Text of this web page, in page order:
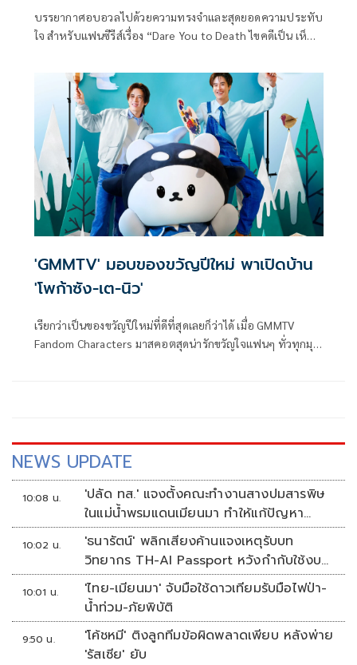
บรรยากาศอบอวลไปด้วยความทรงจำและสุดยอดความประทับ
ใจ สำหรับแฟนซีรีส์เรื่อง “Dare You to Death ไขคดีเป็น เห็น
ไทย ในงาน "Dare You to Death Final EP. Fan Meeting" ซึ่ง
เป็นการรวมตัวครั้งสำคัญของทีมนักแสดง นำโดย “จุง-อาเชน
ไอย์ดึน” และ “ดัง-ณัฎฐ์ชัย บุญประเสริฐ”
'GMMTV' มอบของขวัญปีใหม่ พาเปิดบ้าน
'โพก้าซัง-เต-นิว'
เรียกว่าเป็นของขวัญปีใหม่ที่ดีที่สุดเลยก็ว่าได้ เมื่อ GMMTV
Fandom Characters มาสคอตสุดน่ารักขวัญใจแฟนๆ ทั่วทุกมุม
NEWS UPDATE
10:08 น.
'ปลัด ทส.' แจงตั้งคณะทำงานสางปมสารพิษ
ในแม่น้ำพรมแดนเมียนมา ทำให้แก้ปัญหา
รวดเร็ว
10:02 น.
'ธนารัตน์' พลิกเสียงค้านแจงเหตุรับบท
วิทยากร TH-AI Passport หวังกำกับใช้งบ
เหมาะสม ชูจุดเด่นคนไทยได้ใช้ AI ระดับโปร
ลดเหลื่อมล้ำทางเทคโนโลยี เซฟงบไป
กว่า900ล้าน เชื่อหากใช้เต็มที่เอกชนขาดทุน
ย่อยยับ
10:01 น.
'ไทย-เมียนมา' จับมือใช้ดาวเทียมรับมือไฟป่า-
น้ำท่วม-ภัยพิบัติ
9:50 น.
'โค้ชหมี' ติงลูกทีมข้อผิดพลาดเพียบ หลังพ่าย
'รัสเซีย' ยับ